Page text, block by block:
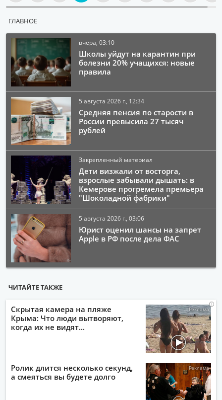
ГЛАВНОЕ
вчера, 03:10
Школы уйдут на карантин при
болезни 20% учащихся: новые
правила
5 августа 2026 г., 12:34
Средняя пенсия по старости в
России превысила 27 тысяч
рублей
Закрепленный материал
Дети визжали от восторга,
взрослые забывали дышать: в
Кемерове прогремела премьера
"Шоколадной фабрики"
5 августа 2026 г., 03:06
Юрист оценил шансы на запрет
Apple в РФ после дела ФАС
ЧИТАЙТЕ ТАКЖЕ
i
Скрытая камера на пляже
Крыма: Что люди вытворяют,
когда их не видят...
i
Ролик длится несколько секунд,
а смеяться вы будете долго
ii